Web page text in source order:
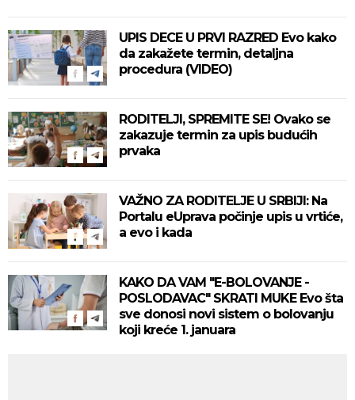
UPIS DECE U PRVI RAZRED Evo kako
da zakažete termin, detaljna
procedura (VIDEO)
RODITELJI, SPREMITE SE! Ovako se
zakazuje termin za upis budućih
prvaka
VAŽNO ZA RODITELJE U SRBIJI: Na
Portalu eUprava počinje upis u vrtiće,
a evo i kada
KAKO DA VAM "E-BOLOVANJE -
POSLODAVAC" SKRATI MUKE Evo šta
sve donosi novi sistem o bolovanju
koji kreće 1. januara